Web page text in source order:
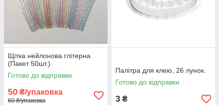
Щітка нейлонова глітерна
(Пакет 50шт.)
Готово до відправки
50 ₴/упаковка
60 ₴/упаковка
Палітра для клею, 26 лунок.
Готово до відправки
3 ₴